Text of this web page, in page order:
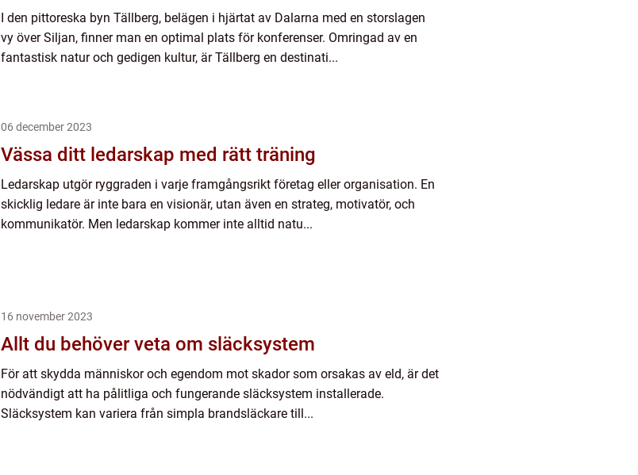
I den pittoreska byn Tällberg, belägen i hjärtat av Dalarna med en storslagen
vy över Siljan, finner man en optimal plats för konferenser. Omringad av en
fantastisk natur och gedigen kultur, är Tällberg en destinati...
06 december 2023
Vässa ditt ledarskap med rätt träning
Ledarskap utgör ryggraden i varje framgångsrikt företag eller organisation. En
skicklig ledare är inte bara en visionär, utan även en strateg, motivatör, och
kommunikatör. Men ledarskap kommer inte alltid natu...
16 november 2023
Allt du behöver veta om släcksystem
För att skydda människor och egendom mot skador som orsakas av eld, är det
nödvändigt att ha pålitliga och fungerande släcksystem installerade.
Släcksystem kan variera från simpla brandsläckare till...